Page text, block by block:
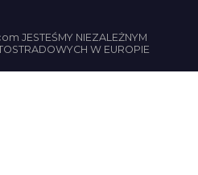
JESTEŚMY NIEZALEŻNYM
W EUROPIE